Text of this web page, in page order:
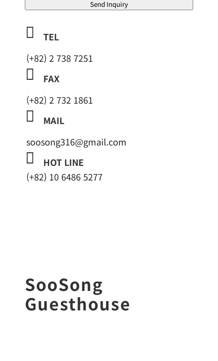

TEL
(+82) 2 738 7251

FAX
(+82) 2 732 1861

MAIL
soosong316@gmail.com

HOT LINE
(+82) 10 6486 5277
SooSong
Guesthouse